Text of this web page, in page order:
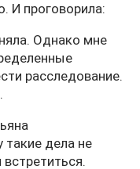
И проговорила:
Однако мне
расследование.
такие дела не